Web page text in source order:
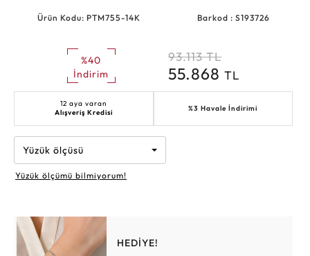
Ürün Kodu: PTM755-14K Barkod : S193726
%40
İndirim
93.113 TL
55.868TL
12 aya varan
Alışveriş Kredisi
%3 Havale İndirimi
Yüzük ölçüsü
Yüzük ölçümü bilmiyorum!
HEDİYE!